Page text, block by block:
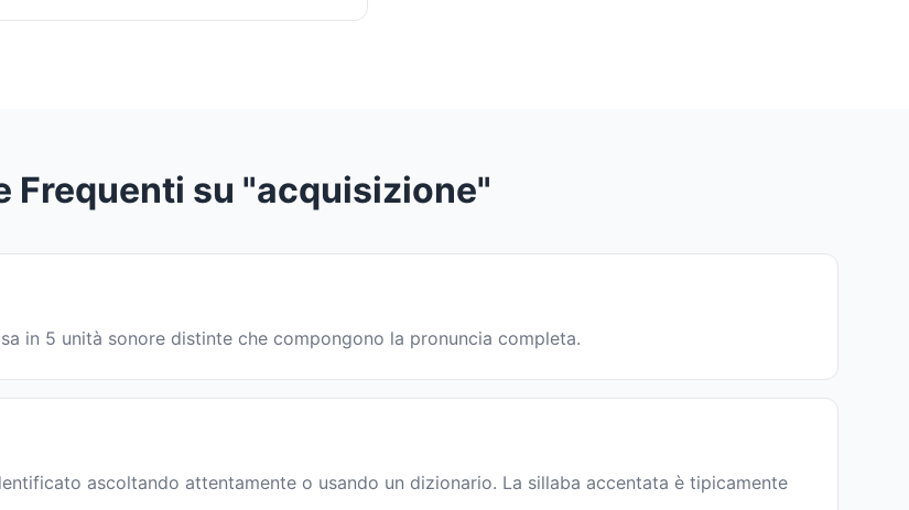
Frequenti su "acquisizione"
in 5 unità sonore distinte che compongono la pronuncia completa.
ascoltando attentamente o usando un dizionario. La sillaba accentata è tipicamente